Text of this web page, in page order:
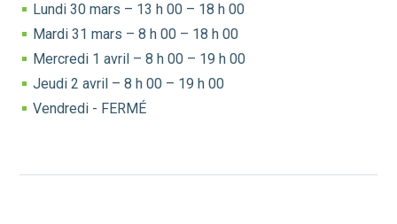
Lundi 30 mars – 13 h 00 – 18 h 00
Mardi 31 mars – 8 h 00 – 18 h 00
Mercredi 1 avril – 8 h 00 – 19 h 00
Jeudi 2 avril – 8 h 00 – 19 h 00
Vendredi - FERMÉ